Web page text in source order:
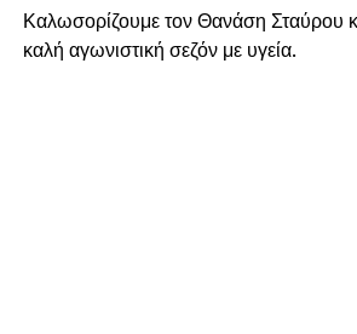
Καλωσορίζουμε τον Θανάση Σταύρου
καλή αγωνιστική σεζόν με υγεία.